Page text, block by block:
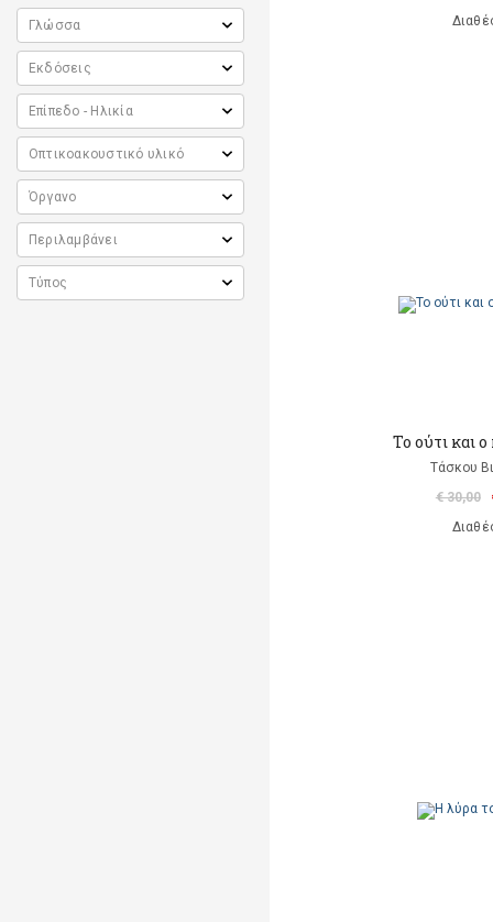
To ούτι και
Τάσκου
€ 30,00